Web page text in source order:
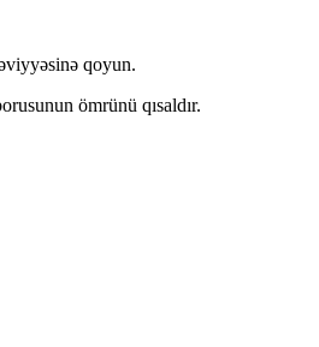
qoyun.
ömrünü qısaldır.